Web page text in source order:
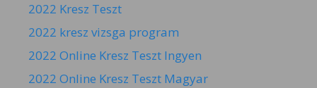
2022 Kresz Teszt
2022 kresz vizsga program
2022 Online Kresz Teszt Ingyen
2022 Online Kresz Teszt Magyar